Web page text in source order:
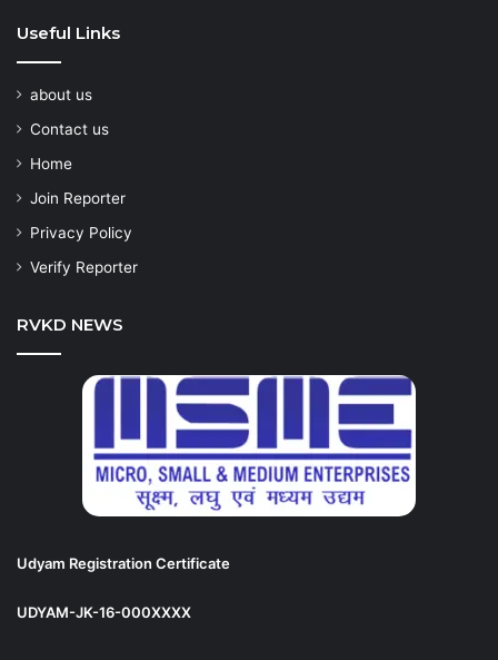
Useful Links
about us
Contact us
Home
Join Reporter
Privacy Policy
Verify Reporter
RVKD NEWS
Udyam Registration Certificate
UDYAM-JK-16-000XXXX